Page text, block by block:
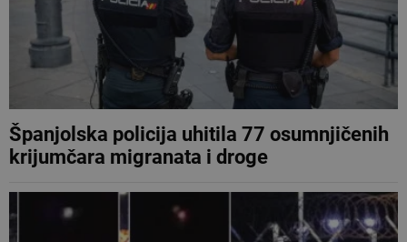
Španjolska policija uhitila 77 osumnjičenih
krijumčara migranata i droge